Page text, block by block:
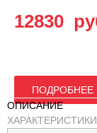
Особенности:
12830
ПОДРОБНЕЕ
ОПИСАНИЕ
ХАРАКТЕРИСТИКИ